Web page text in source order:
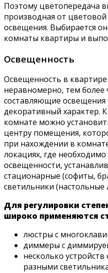
Поэтому цветопередача
производная от
освещения. Выбирается
комнаты квартиры и
Освещенность
Освещенность в
неравномерно, тем более
составляющие освещения
декоративный характер.
комнате можно
центру помещения,
при нахождении в
локациях, где необходимо
освещенности,
стационарные (софиты,
светильники
Для регулировки
широко применяются
люстры с
диммеры с
несколько
разными